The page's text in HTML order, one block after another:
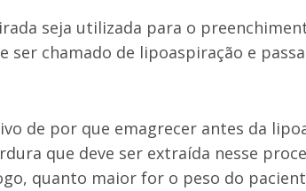
seja utilizada para o
chamado de lipoaspiração e
de por que emagrecer antes da
que deve ser extraída nesse
quanto maior for o peso do